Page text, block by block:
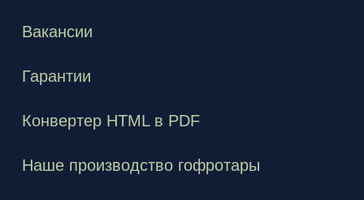
Вакансии
Гарантии
Конвертер HTML в PDF
Наше производство гофротары